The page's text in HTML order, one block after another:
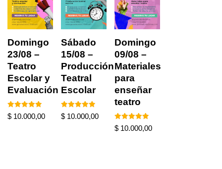
Domingo
23/08 –
Teatro
Escolar y
Evaluación
Valorado en
5.00
$ 10.000,00
Sábado
15/08 –
Producción
Teatral
Escolar
Valorado en
5.00
$ 10.000,00
Domingo
09/08 –
Materiales
para
enseñar
teatro
Valorado en
5.00
$ 10.000,00